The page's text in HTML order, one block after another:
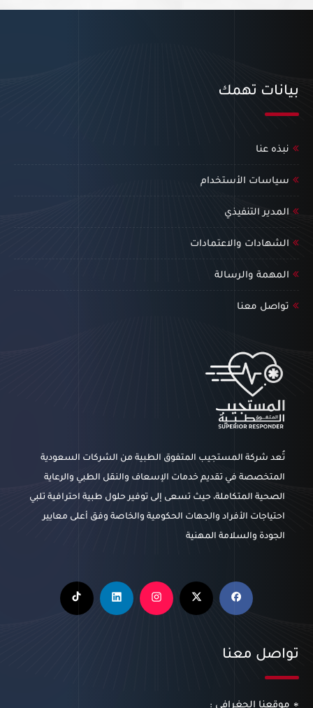
بيانات تهمك
نبذه عنا
سياسات الأستخدام
المدير التنفيذي
الشهادات والاعتمادات
المهمة والرسالة
تواصل معنا
تُعد شركة المستجيب المتفوق الطبية من الشركات السعودية
المتخصصة في تقديم خدمات الإسعاف والنقل الطبي والرعاية
الصحية المتكاملة، حيث تسعى إلى توفير حلول طبية احترافية تلبي
احتياجات الأفراد والجهات الحكومية والخاصة وفق أعلى معايير
الجودة والسلامة المهنية
تواصل معنا
موقعنا الجغرافي :